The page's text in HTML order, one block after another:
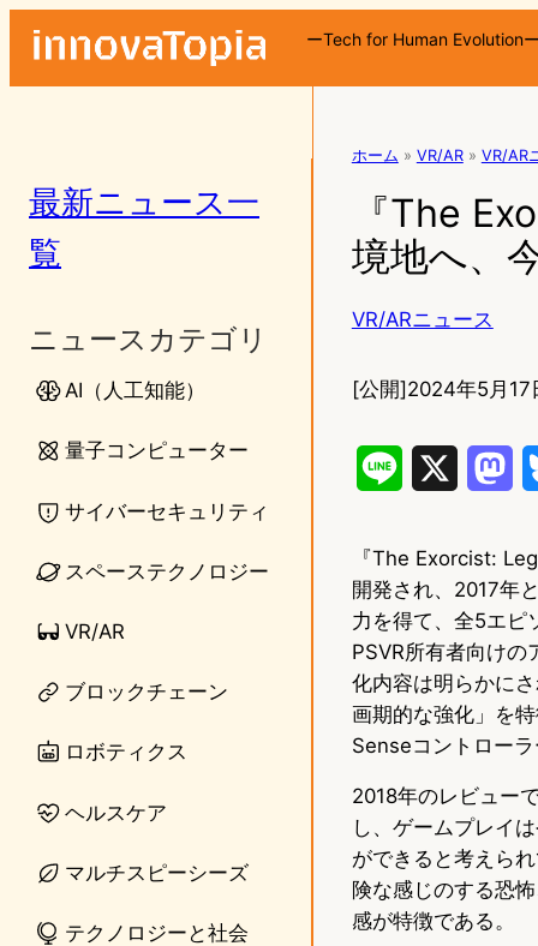
ーTech for Human Evolution
最新ニュース一
覧
ニュースカテゴリ
AI（人工知能）
量子コンピューター
サイバーセキュリティ
スペーステクノロジー
VR/AR
ブロックチェーン
ロボティクス
ヘルスケア
マルチスピーシーズ
テクノロジーと社会
ホーム » VR/AR » VR/AR
『The
境地へ、
VR/ARニュース
[公開]2024年5月
n
e
s
o
d
o
n
『The Exorcist:
開発され、2017年
力を得て、全5エピ
PSVR所有者向けの
化内容は明らかに
画期的な強化」を
Senseコントロー
2018年のレビュー
し、ゲームプレイ
ができると考えら
険な感じのする恐
感が特徴である。